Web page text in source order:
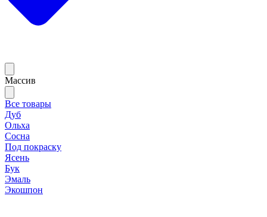
Массив
Все товары
Дуб
Ольха
Сосна
Под покраску
Ясень
Бук
Эмаль
Экошпон